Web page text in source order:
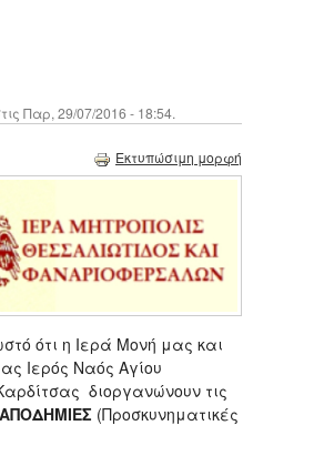
Παρ, 29/07/2016 - 18:54.
Εκτυπώσιμη μορφή
ότι η Ιερά Μονή μας και
Ιερός Ναός Αγίου
διοργανώνουν τις
(Προσκυνηματικές